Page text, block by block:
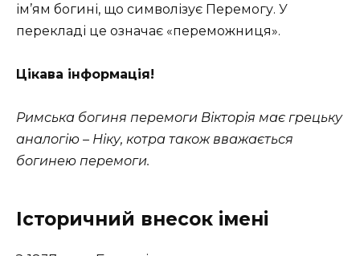
ім’ям богині, що символізує Перемогу. У
перекладі це означає «переможниця».
Цікава інформація!
Римська богиня перемоги Вікторія має грецьку
аналогію – Ніку, котра також вважається
богинею перемоги.
Історичний внесок імені